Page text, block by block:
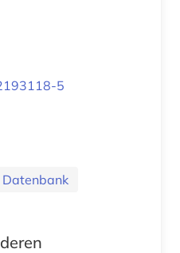
5
Datenbank